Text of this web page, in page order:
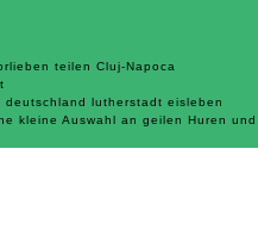
teilen Cluj-Napoca
lutherstadt eisleben
kleine Auswahl an geilen Huren